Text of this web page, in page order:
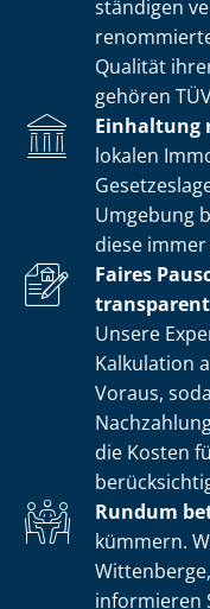
stän­di­gen
Qualität
gehören
Einhaltung
lokalen
Umgebung
diese immer
Faires
Unsere
Kalkulation
Voraus,
die Kosten
Rundum
kümmern.
informieren